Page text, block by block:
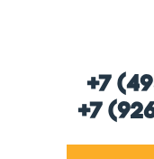
+7
+7